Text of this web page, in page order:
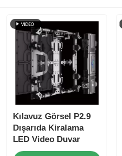
Kılavuz Görsel P2.9
Dışarıda Kiralama
LED Video Duvar
Ölçümlü Kalıp Dolabı